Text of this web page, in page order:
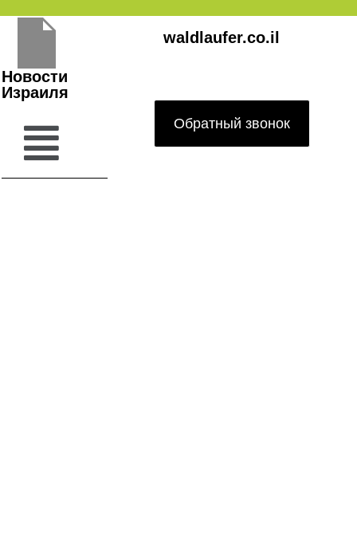
Перейти
содержимому
waldlaufer.co.il
Новости
Израиля
Обратный звонок